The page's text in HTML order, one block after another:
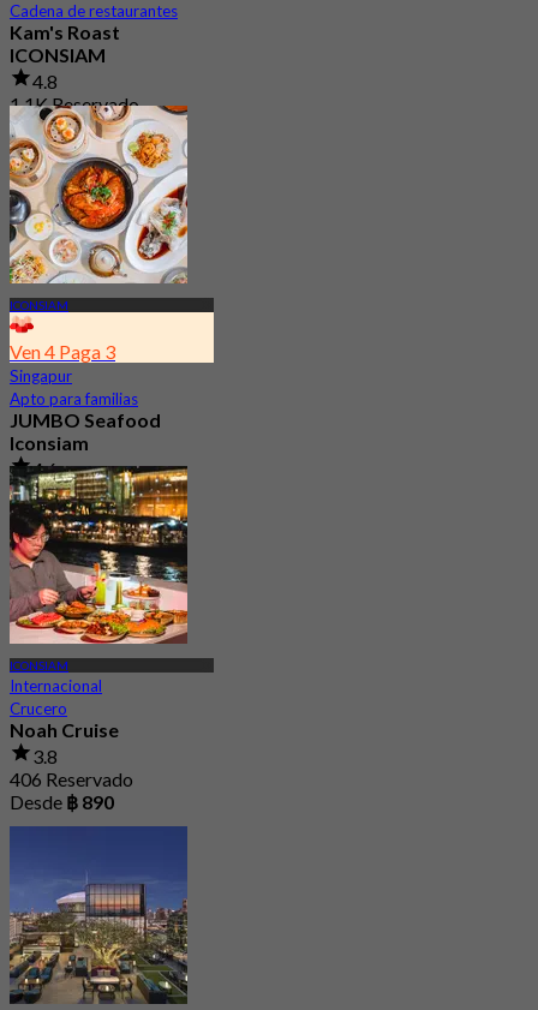
Cadena de restaurantes
Kam's Roast
ICONSIAM
4.8
1.1K Reservado
Desde฿ 425
ICONSIAM
Ven 4 Paga 3
Singapur
Apto para familias
JUMBO Seafood
Iconsiam
4.6
15.5K Reservado
Desde฿ 548
ICONSIAM
Internacional
Crucero
Noah Cruise
3.8
406 Reservado
Desde ฿ 890